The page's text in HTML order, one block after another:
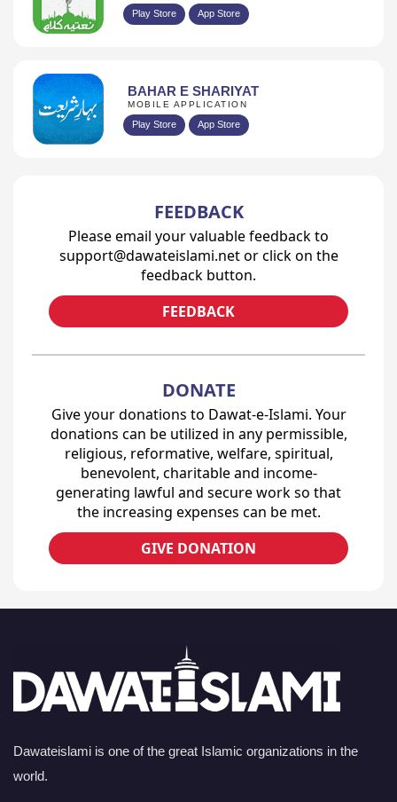
Play Store App Store
BAHAR E SHARIYAT
MOBILE APPLICATION
Play Store App Store
FEEDBACK
Please email your valuable feedback to
support@dawateislami.net or click on the
feedback button.
FEEDBACK
DONATE
Give your donations to Dawat-e-Islami. Your
donations can be utilized in any permissible,
religious, reformative, welfare, spiritual,
benevolent, charitable and income-
generating lawful and secure work so that
the increasing expenses can be met.
GIVE DONATION
Dawateislami is one of the great Islamic organizations in the
world.